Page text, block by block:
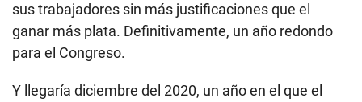
sus trabajadores sin más justificaciones que el
ganar más plata. Definitivamente, un año redondo
para el Congreso.
Y llegaría diciembre del 2020, un año en el que el